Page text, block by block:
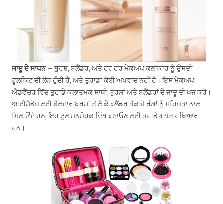
ਜਾਦੂ ਦੇ ਸਾਧਨ– ਬੁਰਸ਼, ਬਲੈਂਡਰ, ਅਤੇ ਹੋਰ ਹਰ ਮੇਕਅਪ ਕਲਾਕਾਰ ਨੂੰ ਉਸਦੀ
ਟੂਲਕਿਟ ਦੀ ਲੋੜ ਹੁੰਦੀ ਹੈ, ਅਤੇ ਤੁਹਾਡਾ ਕੋਈ ਅਪਵਾਦ ਨਹੀਂ ਹੈ। ਇਸ ਮੇਕਅਪ
ਐਡਵੈਂਚਰ ਵਿੱਚ ਤੁਹਾਡੇ ਕਲਾਤਮਕ ਸਾਥੀ, ਬੁਰਸ਼ਾਂ ਅਤੇ ਬਲੈਂਡਰਾਂ ਦੇ ਜਾਦੂ ਦੀ ਖੋਜ ਕਰੋ।
ਆਈਸ਼ੈਡੋਜ਼ ਲਈ ਫੁੱਲਦਾਰ ਬੁਰਸ਼ਾਂ ਤੋਂ ਲੈ ਕੇ ਬਲੈਂਡਰ ਤੱਕ ਜੋ ਰੰਗਾਂ ਨੂੰ ਸਹਿਜਤਾ ਨਾਲ
ਮਿਲਾਉਂਦੇ ਹਨ, ਇਹ ਟੂਲ ਮਨਮੋਹਕ ਦਿੱਖ ਬਣਾਉਣ ਲਈ ਤੁਹਾਡੇ ਗੁਪਤ ਹਥਿਆਰ
ਹਨ।